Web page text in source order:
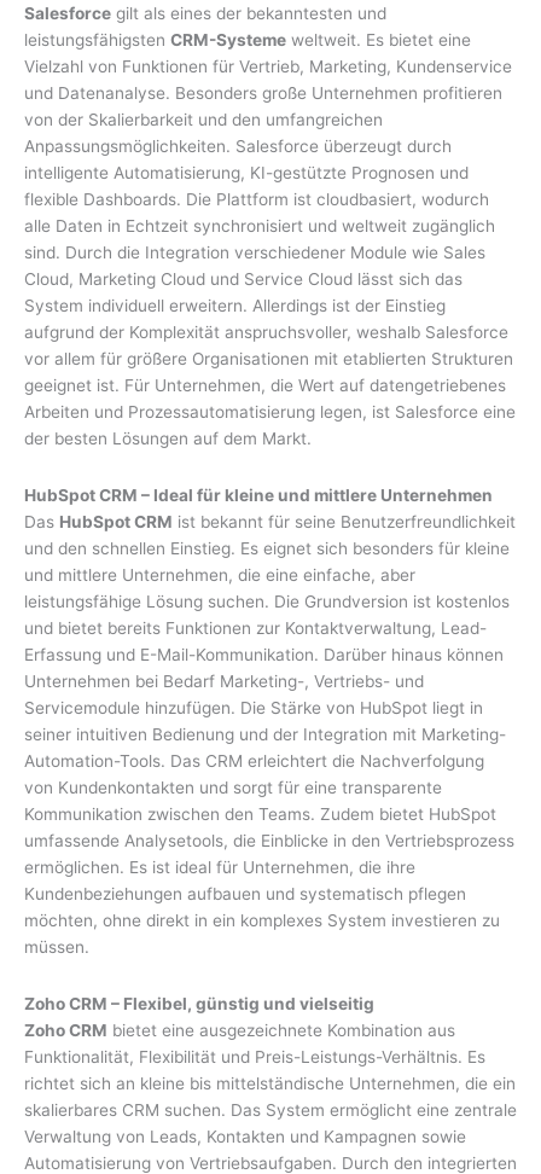
Salesforce gilt als eines der bekanntesten und
leistungsfähigsten CRM-Systeme weltweit. Es bietet eine
Vielzahl von Funktionen für Vertrieb, Marketing, Kundenservice
und Datenanalyse. Besonders große Unternehmen profitieren
von der Skalierbarkeit und den umfangreichen
Anpassungsmöglichkeiten. Salesforce überzeugt durch
intelligente Automatisierung, KI-gestützte Prognosen und
flexible Dashboards. Die Plattform ist cloudbasiert, wodurch
alle Daten in Echtzeit synchronisiert und weltweit zugänglich
sind. Durch die Integration verschiedener Module wie Sales
Cloud, Marketing Cloud und Service Cloud lässt sich das
System individuell erweitern. Allerdings ist der Einstieg
aufgrund der Komplexität anspruchsvoller, weshalb Salesforce
vor allem für größere Organisationen mit etablierten Strukturen
geeignet ist. Für Unternehmen, die Wert auf datengetriebenes
Arbeiten und Prozessautomatisierung legen, ist Salesforce eine
der besten Lösungen auf dem Markt.
HubSpot CRM – Ideal für kleine und mittlere Unternehmen
Das HubSpot CRM ist bekannt für seine Benutzerfreundlichkeit
und den schnellen Einstieg. Es eignet sich besonders für kleine
und mittlere Unternehmen, die eine einfache, aber
leistungsfähige Lösung suchen. Die Grundversion ist kostenlos
und bietet bereits Funktionen zur Kontaktverwaltung, Lead-
Erfassung und E-Mail-Kommunikation. Darüber hinaus können
Unternehmen bei Bedarf Marketing-, Vertriebs- und
Servicemodule hinzufügen. Die Stärke von HubSpot liegt in
seiner intuitiven Bedienung und der Integration mit Marketing-
Automation-Tools. Das CRM erleichtert die Nachverfolgung
von Kundenkontakten und sorgt für eine transparente
Kommunikation zwischen den Teams. Zudem bietet HubSpot
umfassende Analysetools, die Einblicke in den Vertriebsprozess
ermöglichen. Es ist ideal für Unternehmen, die ihre
Kundenbeziehungen aufbauen und systematisch pflegen
möchten, ohne direkt in ein komplexes System investieren zu
müssen.
Zoho CRM – Flexibel, günstig und vielseitig
Zoho CRM bietet eine ausgezeichnete Kombination aus
Funktionalität, Flexibilität und Preis-Leistungs-Verhältnis. Es
richtet sich an kleine bis mittelständische Unternehmen, die ein
skalierbares CRM suchen. Das System ermöglicht eine zentrale
Verwaltung von Leads, Kontakten und Kampagnen sowie
Automatisierung von Vertriebsaufgaben. Durch den integrierten